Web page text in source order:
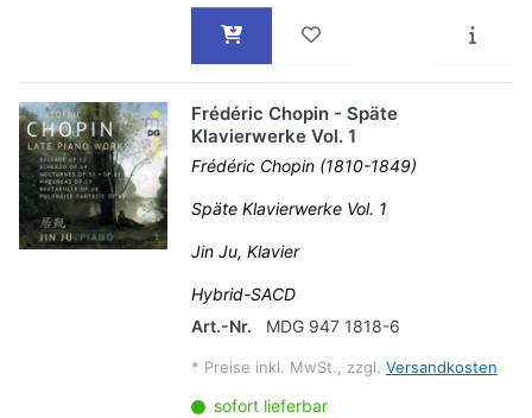
Frédéric Chopin - Späte
Klavierwerke Vol. 1
Frédéric Chopin (1810-1849)
Späte Klavierwerke Vol. 1
Jin Ju, Klavier
Hybrid-SACD
Art.-Nr.
MDG 947 1818-6
* Preise inkl. MwSt., zzgl. Versandkosten
sofort lieferbar